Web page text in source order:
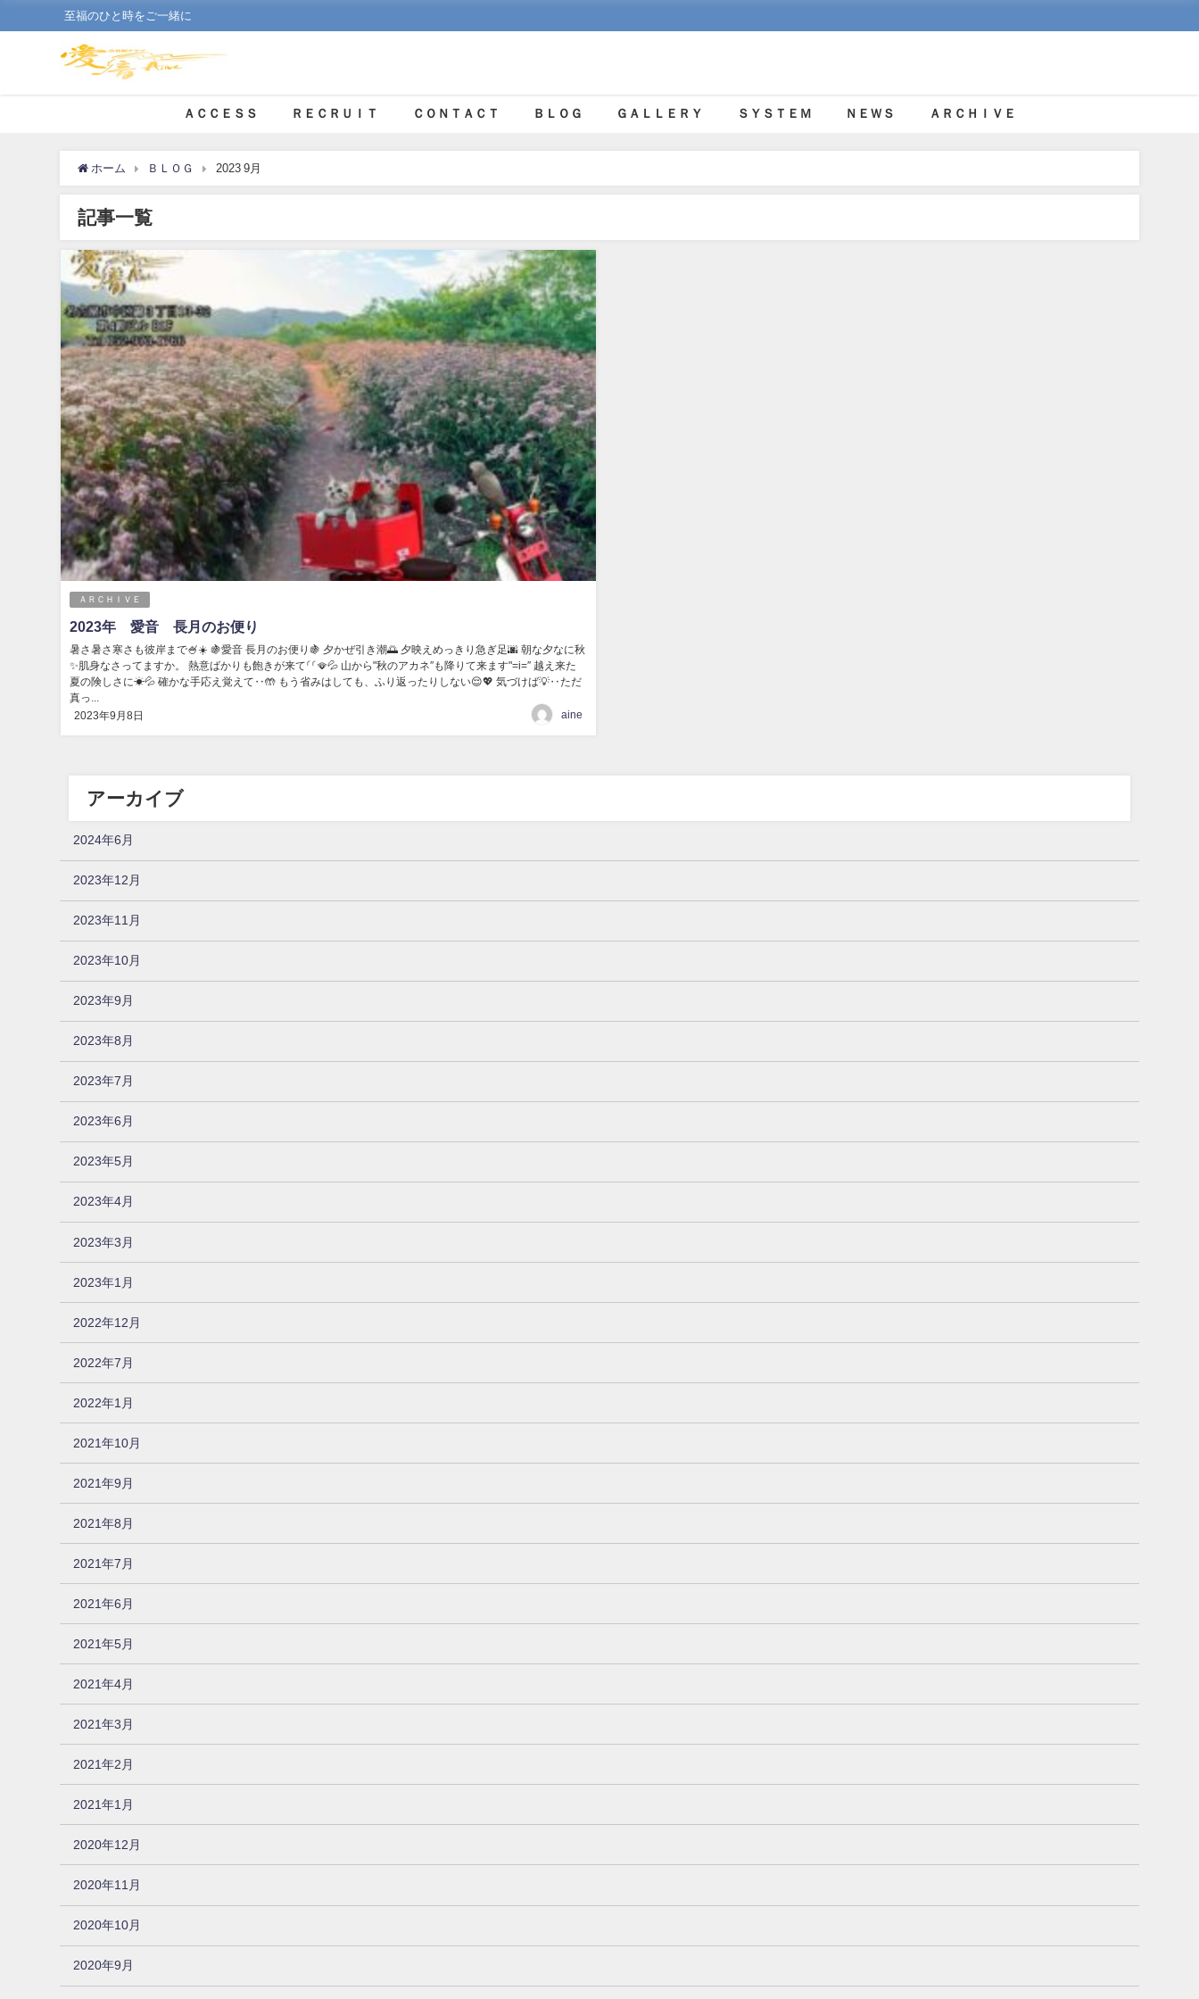
至福のひと時をご一緒に
ＡＣＣＥＳＳ ＲＥＣＲＵＩＴ ＣＯＮＴＡＣＴ ＢＬＯＧ ＧＡＬＬＥＲＹ ＳＹＳＴＥＭ ＮＥＷＳ ＡＲＣＨＩＶＥ
ホーム ＢＬＯＧ 2023 9月
記事一覧
ＡＲＣＨＩＶＥ
2023年 愛音 長月のお便り
暑さ暑さ寒さも彼岸まで🍧☀️ 🍇愛音 長月のお便り🍇 夕かぜ引き潮🌅 夕映えめっきり急ぎ足🌆 朝な夕なに秋
✨肌身なさってますか。 熱意ばかりも飽きが来て⸂⸂🪭💦 山から"秋のアカネ″も降りて来ます"=i=″ 越え来た
夏の険しさに☀💦 確かな手応え覚えて‥🤲 もう省みはしても、ふり返ったりしない😌💖 気づけば💡‥ただ
真っ...
2023年9月8日
aine
アーカイブ
2024年6月
2023年12月
2023年11月
2023年10月
2023年9月
2023年8月
2023年7月
2023年6月
2023年5月
2023年4月
2023年3月
2023年1月
2022年12月
2022年7月
2022年1月
2021年10月
2021年9月
2021年8月
2021年7月
2021年6月
2021年5月
2021年4月
2021年3月
2021年2月
2021年1月
2020年12月
2020年11月
2020年10月
2020年9月